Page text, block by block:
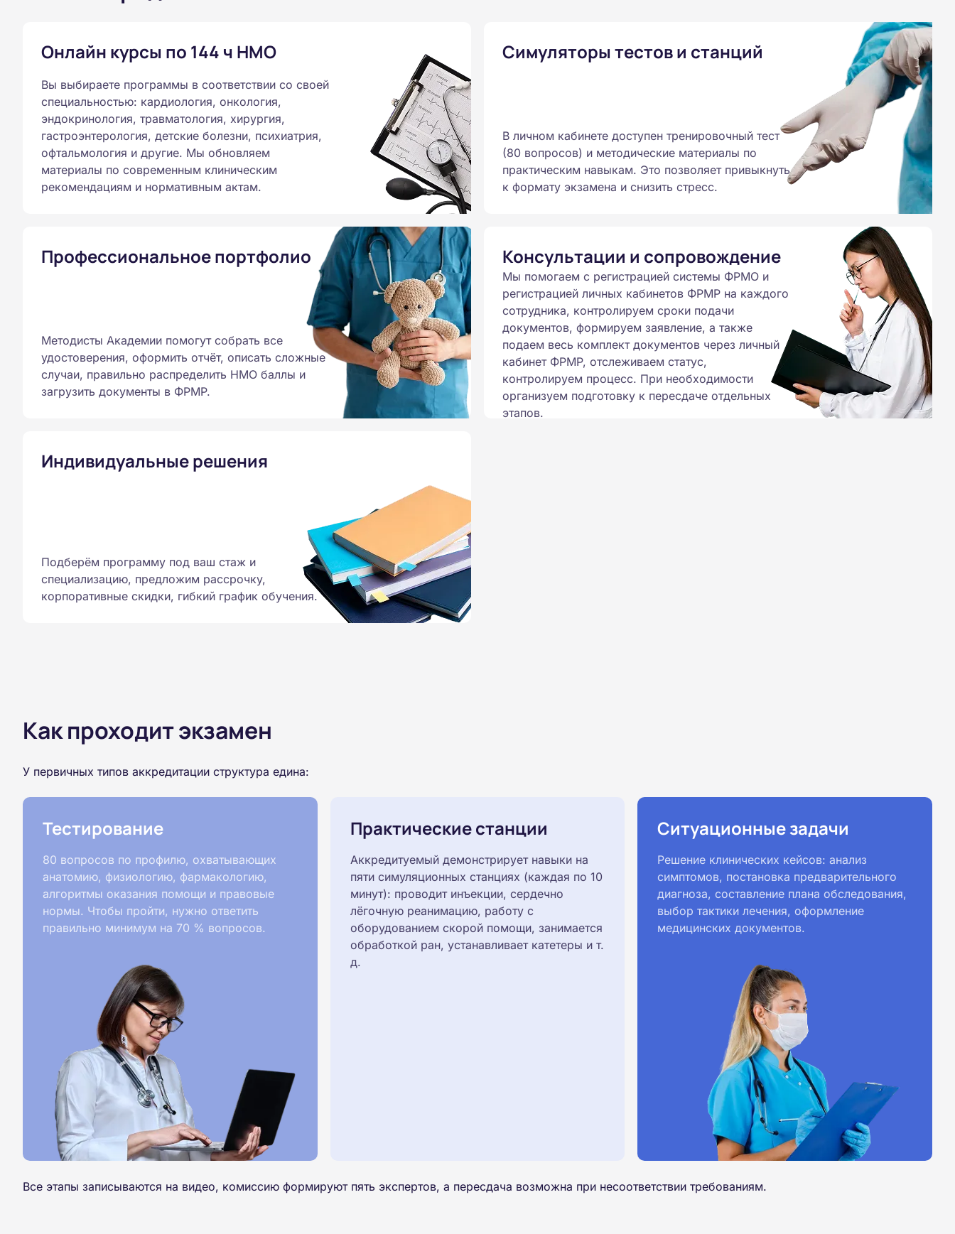
Онлайн курсы по 144 ч НМО
Вы выбираете программы в соответствии со своей
специальностью: кардиология, онкология,
эндокринология, травматология, хирургия,
гастроэнтерология, детские болезни, психиатрия,
офтальмология и другие. Мы обновляем
материалы по современным клиническим
рекомендациям и нормативным актам.
Симуляторы тестов и станций
В личном кабинете доступен тренировочный тест
(80 вопросов) и методические материалы по
практическим навыкам. Это позволяет привыкнуть
к формату экзамена и снизить стресс.
Профессиональное портфолио
Методисты Академии помогут собрать все
удостоверения, оформить отчёт, описать сложные
случаи, правильно распределить НМО баллы и
загрузить документы в ФРМР.
Консультации и сопровождение
Мы помогаем с регистрацией системы ФРМО и
регистрацией личных кабинетов ФРМР на каждого
сотрудника, контролируем сроки подачи
документов, формируем заявление, а также
подаем весь комплект документов через личный
кабинет ФРМР, отслеживаем статус,
контролируем процесс. При необходимости
организуем подготовку к пересдаче отдельных
этапов.
Индивидуальные решения
Подберём программу под ваш стаж и
специализацию, предложим рассрочку,
корпоративные скидки, гибкий график обучения.
Как проходит экзамен
У первичных типов аккредитации структура едина:
Тестирование
80 вопросов по профилю, охватывающих
анатомию, физиологию, фармакологию,
алгоритмы оказания помощи и правовые
нормы. Чтобы пройти, нужно ответить
правильно минимум на 70 % вопросов.
Практические станции
Аккредитуемый демонстрирует навыки на
пяти симуляционных станциях (каждая по 10
минут): проводит инъекции, сердечно
лёгочную реанимацию, работу с
оборудованием скорой помощи, занимается
обработкой ран, устанавливает катетеры и т.
д.
Ситуационные задачи
Решение клинических кейсов: анализ
симптомов, постановка предварительного
диагноза, составление плана обследования,
выбор тактики лечения, оформление
медицинских документов.
Все этапы записываются на видео, комиссию формируют пять экспертов, а пересдача возможна при несоответствии требованиям.